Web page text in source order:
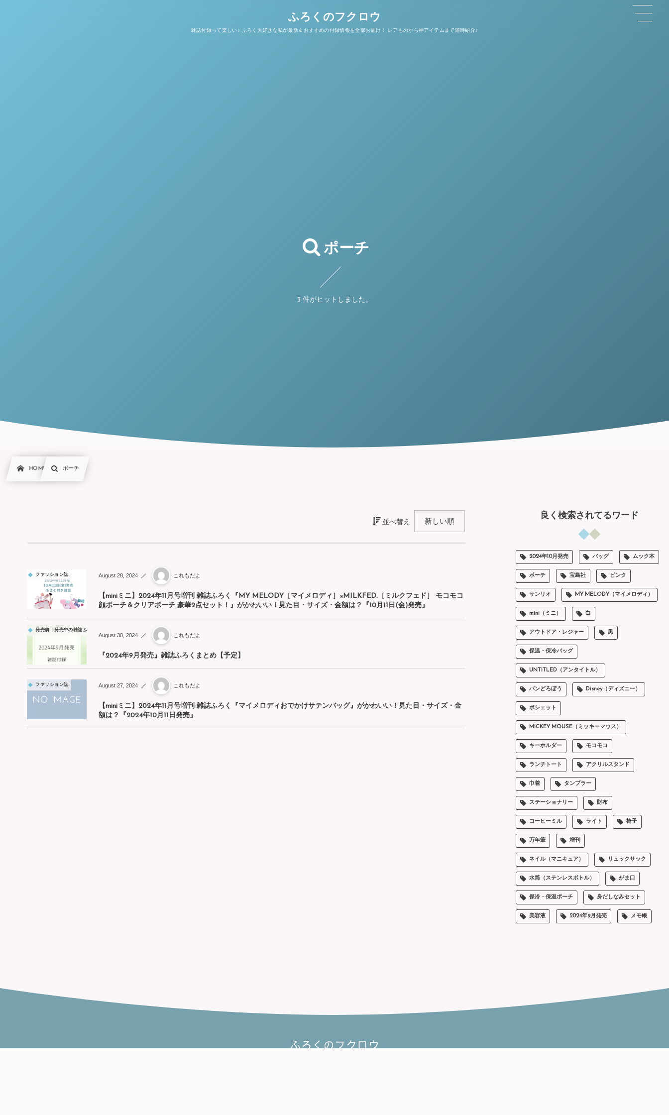
ふろくのフクロウ
雑誌付録って楽しい♪ ふろく大好きな私が最新＆おすすめの付録情報を全部お届け！ レアものから神アイテムまで随時紹介♪
ポーチ
3 件がヒットしました。
HOME ポーチ
並べ替え
ファッション誌 August 28, 2024 これもだよ
【miniミニ】2024年11月号増刊 雑誌ふろく『MY MELODY［マイメロディ］×MILKFED.［ミルクフェド］ モコモコ
顔ポーチ＆クリアポーチ 豪華2点セット！』がかわいい！見た目・サイズ・金額は？『10月11日(金)発売』
発売前｜発売中の雑誌ふろく【随時更新】
August 30, 2024 これもだよ
『2024年9月発売』雑誌ふろくまとめ【予定】
ファッション誌 August 27, 2024 これもだよ
【miniミニ】2024年11月号増刊 雑誌ふろく『マイメロディおでかけサテンバッグ』がかわいい！見た目・サイズ・金
額は？『2024年10月11日発売』
良く検索されてるワード
2024年10月発売 バッグ ムック本
ポーチ 宝島社 ピンク
サンリオ MY MELODY（マイメロディ）
mini（ミニ） 白
アウトドア・レジャー 黒
保温・保冷バッグ
UNTITLED（アンタイトル）
パンどろぼう Disney（ディズニー）
ポシェット
MICKEY MOUSE（ミッキーマウス）
キーホルダー モコモコ
ランチトート アクリルスタンド
巾着 タンブラー
ステーショナリー 財布
コーヒーミル ライト 椅子
万年筆 増刊
ネイル（マニキュア） リュックサック
水筒（ステンレスボトル） がま口
保冷・保温ポーチ 身だしなみセット
美容液 2024年9月発売 メモ帳